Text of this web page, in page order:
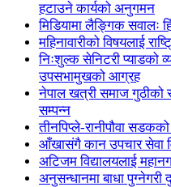
हटाउने कार्यको अनुगमन
मिडियामा लैङ्गिक सवालः
महिनावारीको विषयलाई
निःशुल्क सेनिटरी प्याडको
उपसभामुखको आग्रह
नेपाल खत्री समाज गुठीको
सम्पन्न
तीनपिप्ले-रानीपौवा
आँखासंगै कान उपचार सेवा
अटिजम विद्यालयलाई
अनुसन्धानमा बाधा पुग्नेगरी